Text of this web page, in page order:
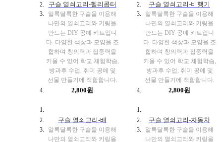
구슬 열쇠고리-헬리콥터
알록달록한 구슬을 이용해
나만의 열쇠고리와 키링을
만드는 DIY 공예 키트입니
다. 다양한 색상과 모양을 조
합하며 창의력과 집중력을
키울 수 있어 학교 체험학습,
방과후 수업, 취미 공예 및
선물 만들기에 적합합니다.
2,800원
구슬 열쇠고리-비행기
알록달록한 구슬을 이용해
나만의 열쇠고리와 키링을
만드는 DIY 공예 키트입니
다. 다양한 색상과 모양을 조
합하며 창의력과 집중력을
키울 수 있어 학교 체험학습,
방과후 수업, 취미 공예 및
선물 만들기에 적합합니다.
2,800원
구슬 열쇠고리-배
알록달록한 구슬을 이용해
나만의 열쇠고리와 키링을
구슬 열쇠고리-자동차
알록달록한 구슬을 이용해
나만의 열쇠고리와 키링을